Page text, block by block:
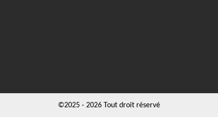
©2025 - 2026 Tout droit réservé